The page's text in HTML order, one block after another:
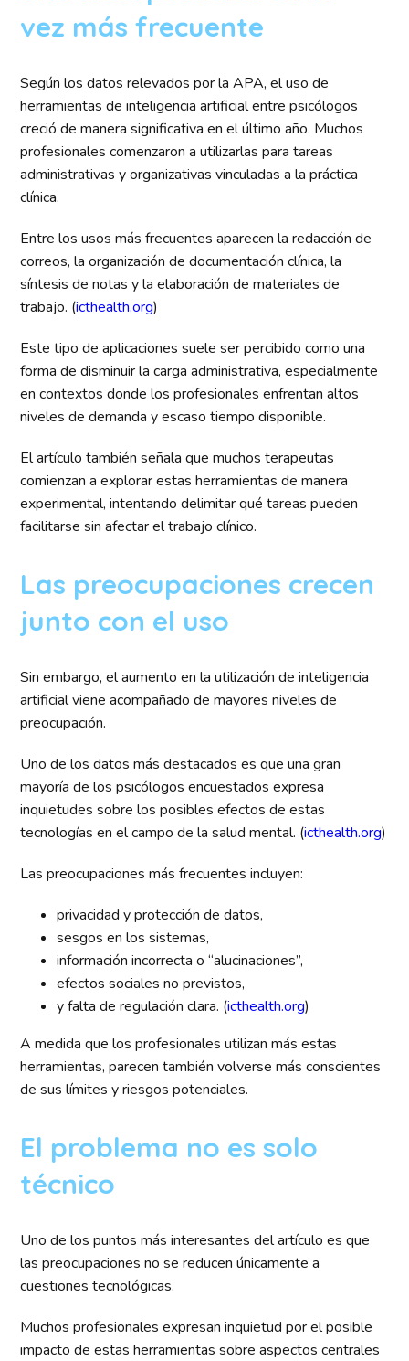
vez más frecuente
Según los datos relevados por la APA, el uso de
herramientas de inteligencia artificial entre psicólogos
creció de manera significativa en el último año. Muchos
profesionales comenzaron a utilizarlas para tareas
administrativas y organizativas vinculadas a la práctica
clínica.
Entre los usos más frecuentes aparecen la redacción de
correos, la organización de documentación clínica, la
síntesis de notas y la elaboración de materiales de
trabajo. (icthealth.org)
Este tipo de aplicaciones suele ser percibido como una
forma de disminuir la carga administrativa, especialmente
en contextos donde los profesionales enfrentan altos
niveles de demanda y escaso tiempo disponible.
El artículo también señala que muchos terapeutas
comienzan a explorar estas herramientas de manera
experimental, intentando delimitar qué tareas pueden
facilitarse sin afectar el trabajo clínico.
Las preocupaciones crecen
junto con el uso
Sin embargo, el aumento en la utilización de inteligencia
artificial viene acompañado de mayores niveles de
preocupación.
Uno de los datos más destacados es que una gran
mayoría de los psicólogos encuestados expresa
inquietudes sobre los posibles efectos de estas
tecnologías en el campo de la salud mental. (icthealth.org)
Las preocupaciones más frecuentes incluyen:
privacidad y protección de datos,
sesgos en los sistemas,
información incorrecta o “alucinaciones”,
efectos sociales no previstos,
y falta de regulación clara. (icthealth.org)
A medida que los profesionales utilizan más estas
herramientas, parecen también volverse más conscientes
de sus límites y riesgos potenciales.
El problema no es solo
técnico
Uno de los puntos más interesantes del artículo es que
las preocupaciones no se reducen únicamente a
cuestiones tecnológicas.
Muchos profesionales expresan inquietud por el posible
impacto de estas herramientas sobre aspectos centrales